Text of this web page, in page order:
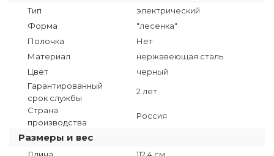
Тип
электрический
Форма
"лесенка"
Полочка
Нет
Материал
нержавеющая сталь
Цвет
черный
Гарантированный
срок службы
2 лет
Страна
производства
Россия
Размеры и вес